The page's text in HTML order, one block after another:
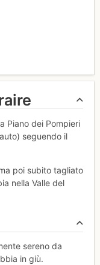
Piano dei Pompieri
seguendo il
poi subito tagliato
nella Valle del
sereno da
in giù.